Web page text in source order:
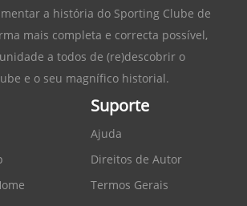
a história do Sporting Clube de
mais completa e correcta possível,
a todos de (re)descobrir o
e o seu magnífico historial.
Suporte
Ajuda
Direitos de Autor
Termos Gerais